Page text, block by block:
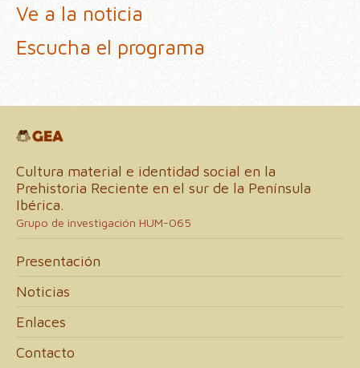
Ve a la noticia
Escucha el programa
Cultura material e identidad social en la
Prehistoria Reciente en el sur de la Península
Ibérica.
Grupo de investigación HUM-065
Presentación
Noticias
Enlaces
Contacto